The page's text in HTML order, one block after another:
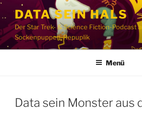
Zum
Inhalt
springen
DATA SEIN HALS
Der Star Trek- & Science Fiction-Podcast
Sockenpuppen-Repuplik
Menü
Data sein Monster aus